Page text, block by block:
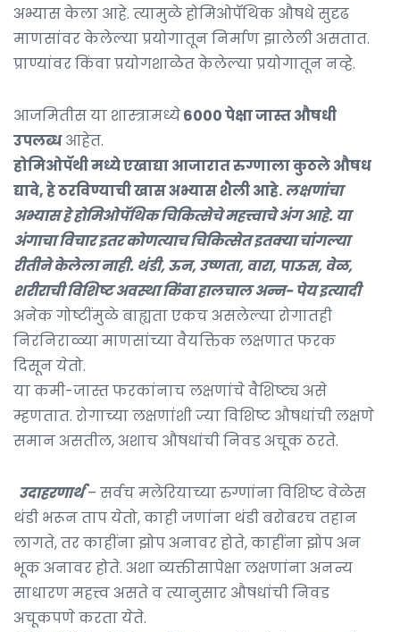
अभ्यास केला आहे. त्यामुळे होमिओपॅथिक औषधे सुदृढ
माणसांवर केलेल्या प्रयोगातून निर्माण झालेली असतात.
प्राण्यांवर किंवा प्रयोगशाळेत केलेल्या प्रयोगातून नव्हे.
आजमितीस या शास्त्रामध्ये6000 पेक्षा जास्त औषधी
उपलब्धआहेत.
होमिओपॅथी मध्ये एखाद्या आजारात रुग्णाला कुठले औषध
द्यावे, हे ठरविण्याची खास अभ्यास शैली आहे. लक्षणांचा
अभ्यास हे होमिओपॅथिक चिकित्सेचे महत्त्वाचे अंग आहे. या
अंगाचा विचार इतर कोणत्याच चिकित्सेत इतक्या चांगल्या
रीतीने केलेला नाही. थंडी, ऊन, उष्णता, वारा, पाऊस, वेळ,
शरीराची विशिष्ट अवस्था किंवा हालचाल अन्न- पेय इत्यादी
अनेक गोष्टींमुळे बाह्यता एकच असलेल्या रोगातही
निरनिराळ्या माणसांच्या वैयक्तिक लक्षणात फरक
दिसून येतो.
या कमी-जास्त फरकांनाच लक्षणांचे वैशिष्ट्य असे
म्हणतात. रोगाच्या लक्षणांशी ज्या विशिष्ट औषधांची लक्षणे
समान असतील, अशाच औषधांची निवड अचूक ठरते.
उदाहरणार्थ– सर्वच मलेरियाच्या रुग्णांना विशिष्ट वेळेस
थंडी भरून ताप येतो, काही जणांना थंडी बरोबरच तहान
लागते, तर काहींना झोप अनावर होते, काहींना झोप अन
भूक अनावर होते. अशा व्यक्तीसापेक्षा लक्षणांना अनन्य
साधारण महत्त्व असते व त्यानुसार औषधांची निवड
अचूकपणे करता येते.